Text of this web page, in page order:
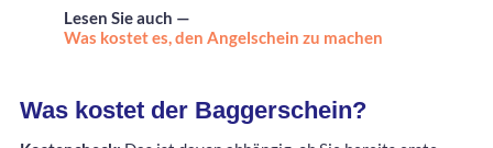
Lesen Sie auch —
Was kostet es, den Angelschein zu machen
Was kostet der Baggerschein?